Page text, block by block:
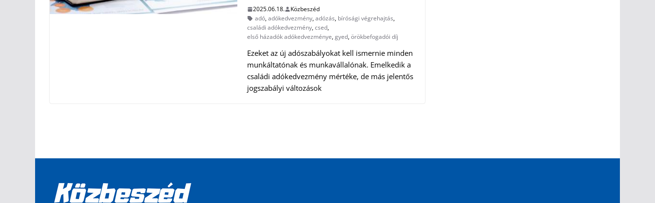
2025.06.18.
Közbeszéd
adó,adókedvezmény,adózás, bírósági végrehajtás,
családi adókedvezmény,csed,
első házadók adókedvezménye,gyed,örökbefogadói díj
Ezeket az új adószabályokat kell ismernie minden
munkáltatónak és munkavállalónak. Emelkedik a
családi adókedvezmény mértéke, de más jelentős
jogszabályi változások